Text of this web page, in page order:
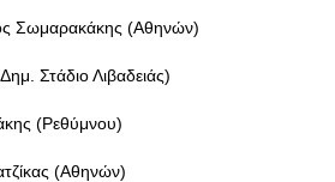
Σωμαρακάκης (Αθηνών)
Στάδιο Λιβαδειάς)
(Ρεθύμνου)
(Αθηνών)